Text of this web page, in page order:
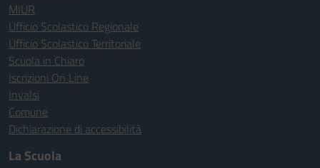
MIUR
Ufficio Scolastico Regionale
Ufficio Scolastico Territoriale
Scuola in Chiaro
Iscrizioni On Line
Invalsi
Comune
Dichiarazione di accessibilità
La Scuola